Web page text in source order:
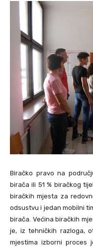
Biračko pravo na
birača ili 51 % biračkog
biračkih mjesta za
odsustvu i jedan mobilni
birača. Većina biračkih
je, iz tehničkih razloga,
mjestima izborni proces